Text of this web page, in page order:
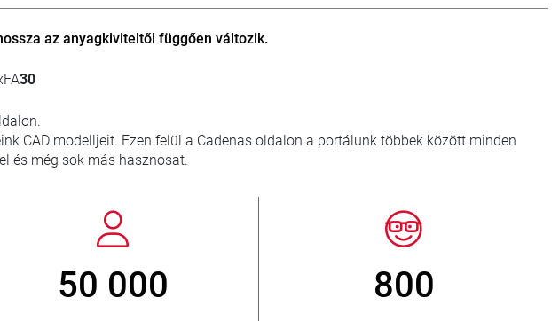
az anyagkiviteltől függően változik.
30
CAD modelljeit. Ezen felül a Cadenas oldalon a portálunk többek között minden
és még sok más hasznosat.